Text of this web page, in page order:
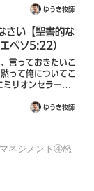
悪」の二面性をも
いっていました。
わゆる「荒ぶる
ゆうき牧師
さい【聖書的な
ペソ5:22）
言っておきたいこ
って俺についてこ
リオンセラーに
いていたら、ハラ
ゆうき牧師
ネジメント④怒